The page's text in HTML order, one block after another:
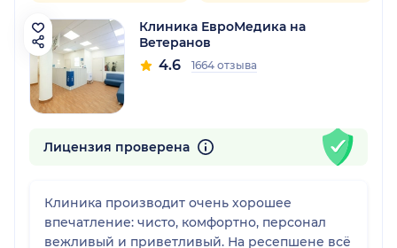
Клиника ЕвроМедика на
Ветеранов
4.6 1664 отзыва
Лицензия проверена
Клиника производит очень хорошее
впечатление: чисто, комфортно, персонал
вежливый и приветливый. На ресепшене всё